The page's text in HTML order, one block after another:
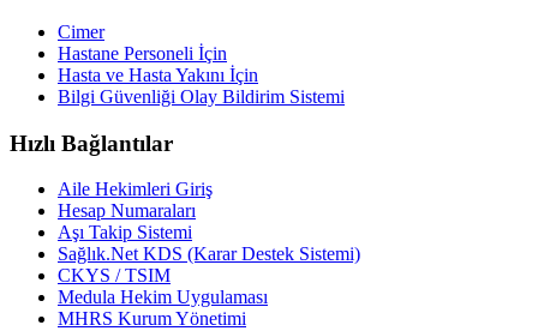
Cimer
Hastane Personeli İçin
Hasta ve Hasta Yakını İçin
Bilgi Güvenliği Olay Bildirim Sistemi
Hızlı Bağlantılar
Aile Hekimleri Giriş
Hesap Numaraları
Aşı Takip Sistemi
Sağlık.Net KDS (Karar Destek Sistemi)
CKYS / TSIM
Medula Hekim Uygulaması
MHRS Kurum Yönetimi